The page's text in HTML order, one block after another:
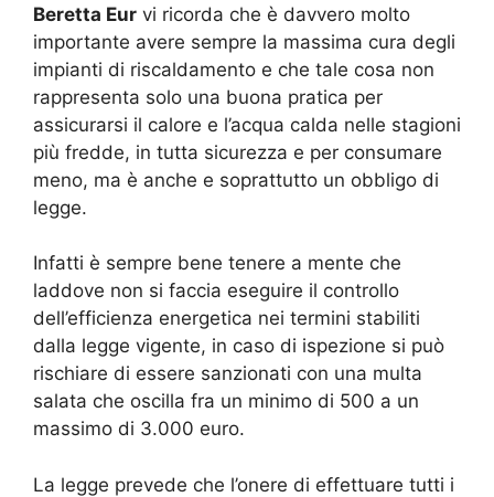
Beretta Eur vi ricorda che è davvero molto
importante avere sempre la massima cura degli
impianti di riscaldamento e che tale cosa non
rappresenta solo una buona pratica per
assicurarsi il calore e l’acqua calda nelle stagioni
più fredde, in tutta sicurezza e per consumare
meno, ma è anche e soprattutto un obbligo di
legge.
Infatti è sempre bene tenere a mente che
laddove non si faccia eseguire il controllo
dell’efficienza energetica nei termini stabiliti
dalla legge vigente, in caso di ispezione si può
rischiare di essere sanzionati con una multa
salata che oscilla fra un minimo di 500 a un
massimo di 3.000 euro.
La legge prevede che l’onere di effettuare tutti i